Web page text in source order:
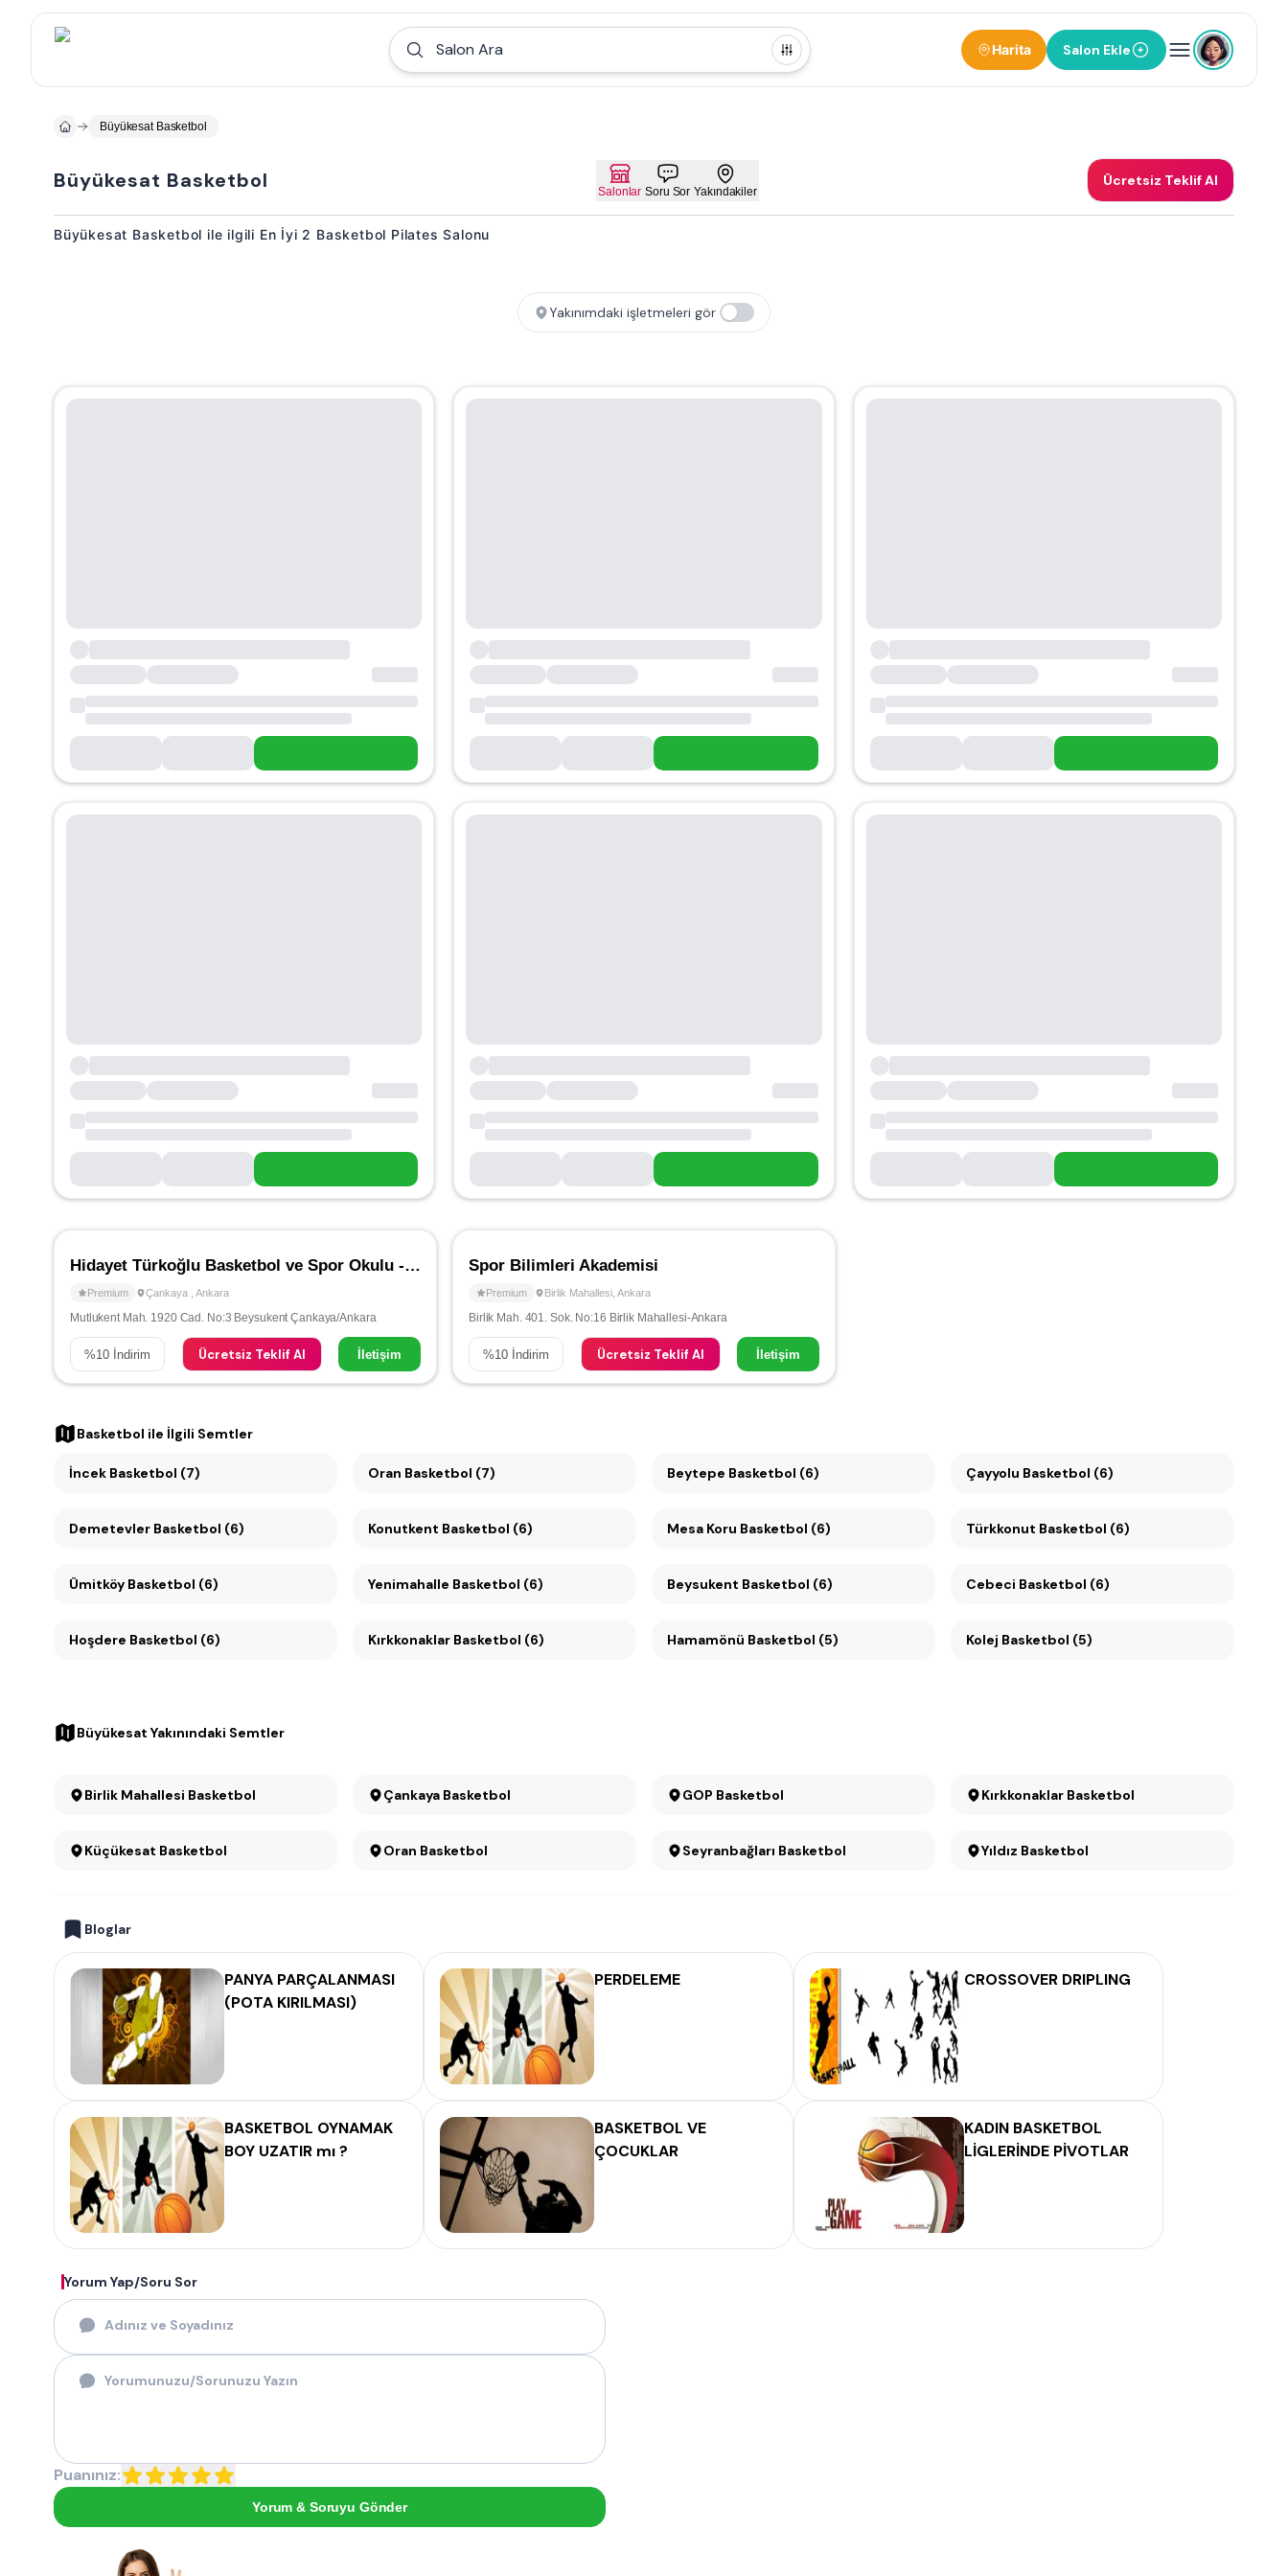
Salon Ara Harita Salon Ekle
Büyükesat Basketbol
Büyükesat Basketbol Salonlar Soru Sor Yakındakiler
Ücretsiz Teklif Al
Büyükesat Basketbol ile ilgili En İyi 2 Basketbol Pilates Salonu
Yakınımdaki işletmeleri gör
Hidayet Türkoğlu Basketbol ve Spor Okulu - Çankaya
Premium Çankaya Ankara
Mutlukent Mah. 1920 Cad. No:3 Beysukent Çankaya/Ankara
%10 İndirim Ücretsiz Teklif Al İletişim
Spor Bilimleri Akademisi
Premium Birlik Mahallesi Ankara
Birlik Mah. 401. Sok. No:16 Birlik Mahallesi-Ankara
%10 İndirim Ücretsiz Teklif Al İletişim
Basketbol ile İlgili Semtler
İncek Basketbol (7) Oran Basketbol (7) Beytepe Basketbol (6) Çayyolu Basketbol (6)
Demetevler Basketbol (6) Konutkent Basketbol (6) Mesa Koru Basketbol (6) Türkkonut Basketbol (6)
Ümitköy Basketbol (6) Yenimahalle Basketbol (6) Beysukent Basketbol (6) Cebeci Basketbol (6)
Hoşdere Basketbol (6) Kırkkonaklar Basketbol (6) Hamamönü Basketbol (5) Kolej Basketbol (5)
Büyükesat Yakınındaki Semtler
Birlik Mahallesi Basketbol Çankaya Basketbol GOP Basketbol Kırkkonaklar Basketbol
Küçükesat Basketbol Oran Basketbol Seyranbağları Basketbol Yıldız Basketbol
Bloglar
PANYA PARÇALANMASI
(POTA KIRILMASI)
PERDELEME CROSSOVER DRIPLING
BASKETBOL OYNAMAK
BOY UZATIR mı ?
BASKETBOL VE
ÇOCUKLAR
KADIN BASKETBOL
LİGLERİNDE PİVOTLAR
Yorum Yap/Soru Sor
Puanınız:
Yorum & Soruyu Gönder